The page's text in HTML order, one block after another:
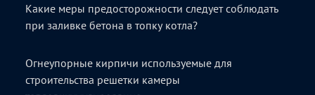
Какие меры предосторожности следует соблюдать
при заливке бетона в топку котла?
Огнеупорные кирпичи используемые для
строительства решетки камеры